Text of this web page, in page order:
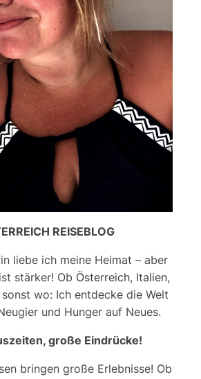
REISEBLOG
liebe ich meine Heimat – aber
stärker! Ob Österreich, Italien,
wo: Ich entdecke die Welt
und Hunger auf Neues.
große Eindrücke!
bringen große Erlebnisse! Ob